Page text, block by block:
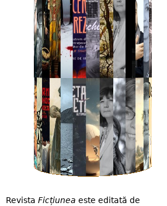
Revista Ficțiunea este editată de